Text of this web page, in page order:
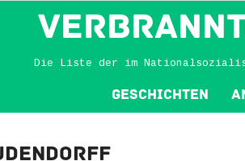
Die Liste der im
Geschichten